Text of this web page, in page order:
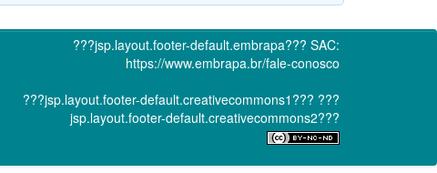
???jsp.layout.footer-default.embrapa??? SAC:
https://www.embrapa.br/fale-conosco
???jsp.layout.footer-default.creativecommons1??? ???
jsp.layout.footer-default.creativecommons2???